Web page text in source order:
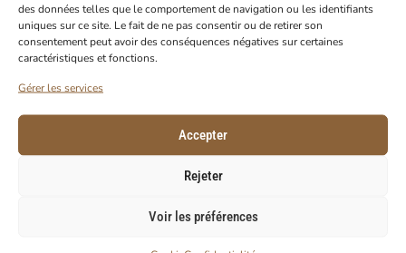
des données telles que le comportement de navigation ou les identifiants
uniques sur ce site. Le fait de ne pas consentir ou de retirer son
consentement peut avoir des conséquences négatives sur certaines
caractéristiques et fonctions.
Gérer les services
Accepter
Rejeter
Voir les préférences